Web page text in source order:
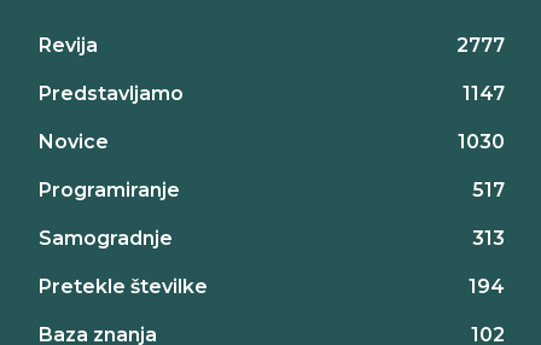
Revija 2777
Predstavljamo 1147
Novice 1030
Programiranje 517
Samogradnje 313
Pretekle številke 194
Baza znanja 102